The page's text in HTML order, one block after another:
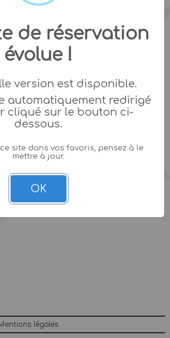
légales
de réservation
évolue !
version est disponible.
automatiquement redirigé
cliqué sur le bouton ci-
dessous.
ce site dans vos favoris, pensez à le
mettre à jour.
OK